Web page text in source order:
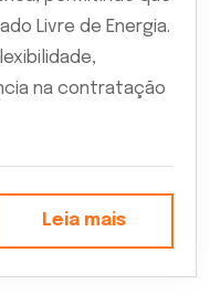
Livre de Energia.
na contratação
Leia mais